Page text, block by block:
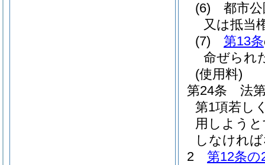
(6)
都市
又は抵当
(7)
第13条
命ぜられ
(使用料)
第24条
法
第1項若し
用しよう
しなけれ
2
第12条の